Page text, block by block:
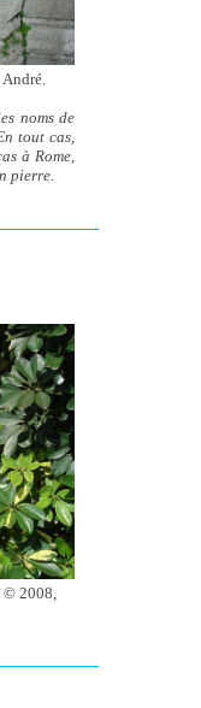
noms de
tout cas,
à Rome,
pierre.
2008,